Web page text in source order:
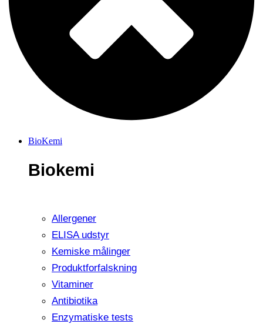
BioKemi
Biokemi
Allergener
ELISA udstyr
Kemiske målinger
Produktforfalskning
Vitaminer
Antibiotika
Enzymatiske tests